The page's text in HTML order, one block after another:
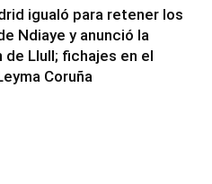
igualó para retener los
Ndiaye y anunció la
de Llull; fichajes en el
Coruña